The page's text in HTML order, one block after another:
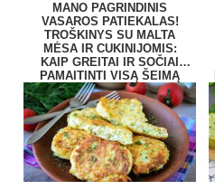
MANO PAGRINDINIS
VASAROS PATIEKALAS!
TROŠKINYS SU MALTA
MĖSA IR CUKINIJOMIS:
KAIP GREITAI IR SOČIAI
PAMAITINTI VISĄ ŠEIMĄ